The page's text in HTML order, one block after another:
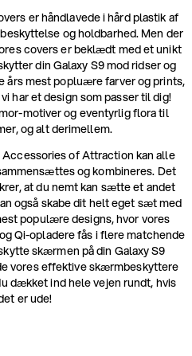
er håndlavede i hård plastik af
og holdbarhed. Men der
covers er beklædt med et unikt
din Galaxy S9 mod ridser og
års mest popluære farver og prints,
har et design som passer til dig!
motiver og eventyrlig flora til
og alt derimellem.
of Attraction kan alle
og kombineres. Det
at du nemt kan sætte et andet
også skabe dit helt eget sæt med
populære designs, hvor vores
Qi-opladere fås i flere matchende
skærmen på din Galaxy S9
vores effektive skærmbeskyttere
dækket ind hele vejen rundt, hvis
er ude!